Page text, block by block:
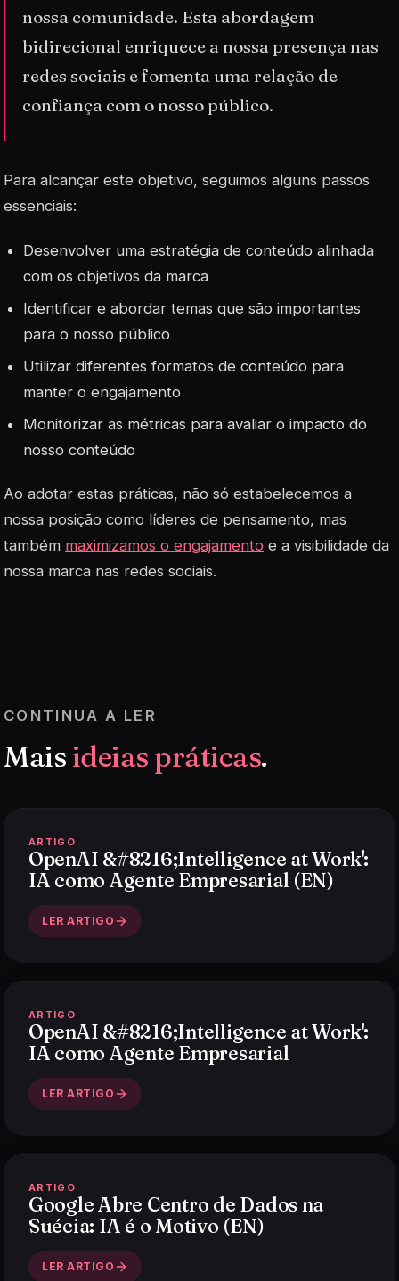
nossa comunidade. Esta abordagem
bidirecional enriquece a nossa presença nas
redes sociais e fomenta uma relação de
confiança com o nosso público.
Para alcançar este objetivo, seguimos alguns passos
essenciais:
Desenvolver uma estratégia de conteúdo alinhada
com os objetivos da marca
Identificar e abordar temas que são importantes
para o nosso público
Utilizar diferentes formatos de conteúdo para
manter o engajamento
Monitorizar as métricas para avaliar o impacto do
nosso conteúdo
Ao adotar estas práticas, não só estabelecemos a
nossa posição como líderes de pensamento, mas
também maximizamos o engajamento e a visibilidade da
nossa marca nas redes sociais.
CONTINUA A LER
Mais ideias práticas.
ARTIGO
OpenAI &#8216;Intelligence at Work':
IA como Agente Empresarial (EN)
LER ARTIGO
ARTIGO
OpenAI &#8216;Intelligence at Work':
IA como Agente Empresarial
LER ARTIGO
ARTIGO
Google Abre Centro de Dados na
Suécia: IA é o Motivo (EN)
LER ARTIGO